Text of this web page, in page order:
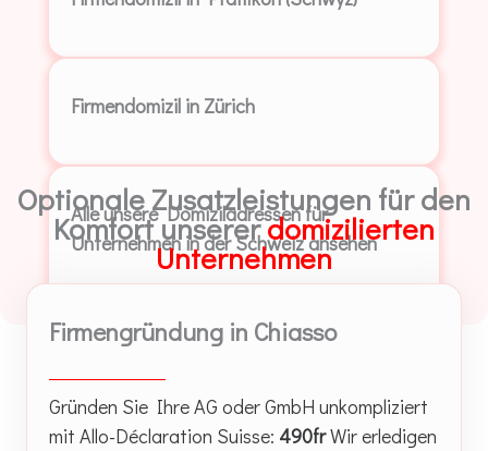
Firmendomizil in Zürich
Alle unsere Domiziladressen für
Unternehmen in der Schweiz ansehen
Optionale Zusatzleistungen für den
Komfort unsererdomizilierten
Unternehmen
Firmengründung in Chiasso
Gründen Sie Ihre AG oder GmbH unkompliziert
mit Allo-Déclaration Suisse: 490frWir erledigen